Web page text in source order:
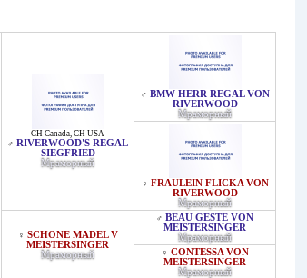
CH Canada, CH USA
♂ RIVERWOOD'S REGAL
SIEGFRIED
Мраморный
♂ BMW HERR REGAL VON
RIVERWOOD
Мраморный
♀ FRAULEIN FLICKA VON
RIVERWOOD
Мраморный
♀ SCHONE MADEL V
MEISTERSINGER
Мраморный
♂ BEAU GESTE VON
MEISTERSINGER
Мраморный
♀ CONTESSA VON
MEISTERSINGER
Мраморный